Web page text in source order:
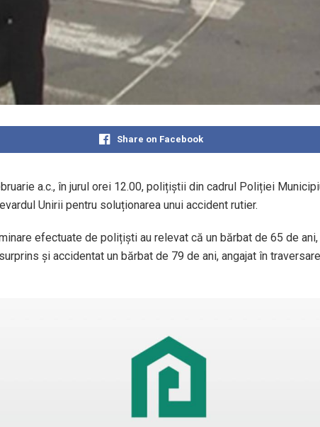
Share on Facebook
a.c., în jurul orei 12.00, polițiștii din cadrul Poliției
Unirii pentru soluționarea unui accident rutier.
efectuate de polițiști au relevat că un bărbat de 65 de ani,
și accidentat un bărbat de 79 de ani, angajat în